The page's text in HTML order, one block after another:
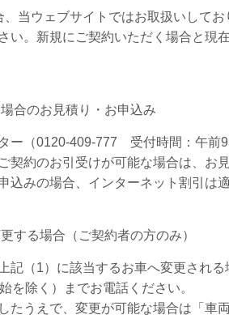
、当ウェブサイトではお取扱いして
い。新規にご契約いただく場合と現
合のお見積り・お申込み
ー（0120-409-777 受付時間：午
契約のお引受けが可能な場合は、お
込みの場合、インターネット割引は
する場合（ご契約者の方のみ）
記（1）に該当するお車へ変更され
除く）までお電話ください。
たうえで、変更が可能な場合は「車